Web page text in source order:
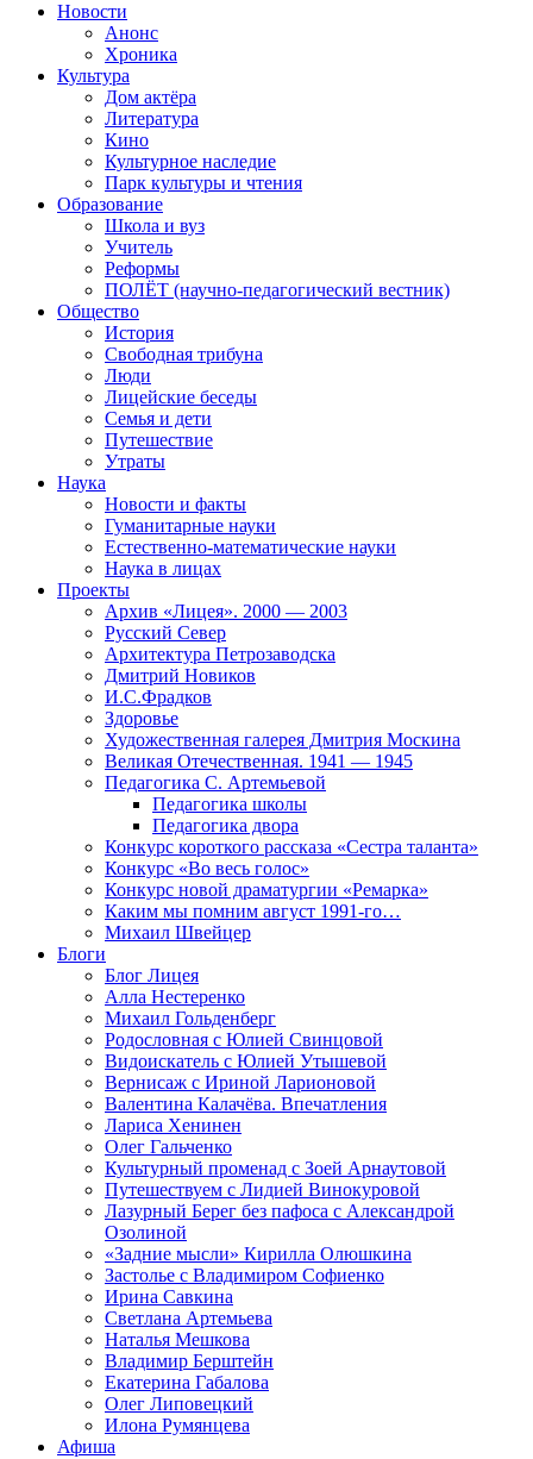
Новости
Анонс
Хроника
Культура
Дом актёра
Литература
Кино
Культурное наследие
Парк культуры и чтения
Образование
Школа и вуз
Учитель
Реформы
ПОЛЁТ (научно-педагогический вестник)
Общество
История
Свободная трибуна
Люди
Лицейские беседы
Семья и дети
Путешествие
Утраты
Наука
Новости и факты
Гуманитарные науки
Естественно-математические науки
Наука в лицах
Проекты
Архив «Лицея». 2000 — 2003
Русский Север
Архитектура Петрозаводска
Дмитрий Новиков
И.С.Фрадков
Здоровье
Художественная галерея Дмитрия Москина
Великая Отечественная. 1941 — 1945
Педагогика С. Артемьевой
Педагогика школы
Педагогика двора
Конкурс короткого рассказа «Сестра таланта»
Конкурс «Во весь голос»
Конкурс новой драматургии «Ремарка»
Каким мы помним август 1991-го…
Михаил Швейцер
Блоги
Блог Лицея
Алла Нестеренко
Михаил Гольденберг
Родословная с Юлией Свинцовой
Видоискатель с Юлией Утышевой
Вернисаж с Ириной Ларионовой
Валентина Калачёва. Впечатления
Лариса Хенинен
Олег Гальченко
Культурный променад с Зоей Арнаутовой
Путешествуем с Лидией Винокуровой
Лазурный Берег без пафоса с Александрой
Озолиной
«Задние мысли» Кирилла Олюшкина
Застолье с Владимиром Софиенко
Ирина Савкина
Светлана Артемьева
Наталья Мешкова
Владимир Берштейн
Екатерина Габалова
Олег Липовецкий
Илона Румянцева
Афиша